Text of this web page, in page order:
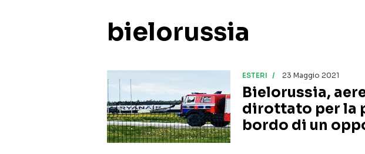
bielorussia
ESTERI 23 Maggio 2021
Bielorussia,
dirottato per la
bordo di un